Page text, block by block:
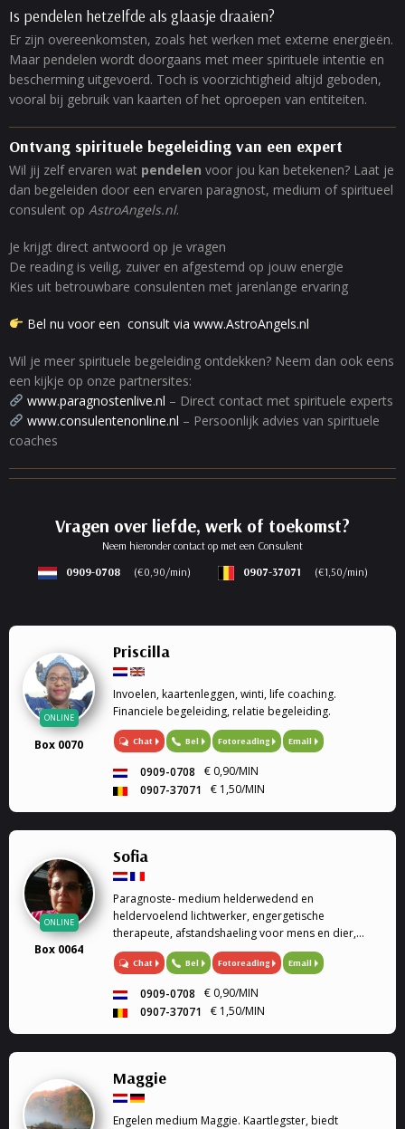
Is pendelen hetzelfde als glaasje draaien?
Er zijn overeenkomsten, zoals het werken met externe energieën.
Maar pendelen wordt doorgaans met meer spirituele intentie en
bescherming uitgevoerd. Toch is voorzichtigheid altijd geboden,
vooral bij gebruik van kaarten of het oproepen van entiteiten.
Ontvang spirituele begeleiding van een expert
Wil jij zelf ervaren wat pendelen voor jou kan betekenen? Laat je
dan begeleiden door een ervaren paragnost, medium of spiritueel
consulent op AstroAngels.nl.
Je krijgt direct antwoord op je vragen
De reading is veilig, zuiver en afgestemd op jouw energie
Kies uit betrouwbare consulenten met jarenlange ervaring
Bel nu voor een consult via www.AstroAngels.nl
Wil je meer spirituele begeleiding ontdekken? Neem dan ook eens
een kijkje op onze partnersites:
www.paragnostenlive.nl – Direct contact met spirituele experts
www.consulentenonline.nl – Persoonlijk advies van spirituele
coaches
Vragen over liefde, werk of toekomst?
Neem hieronder contact op met een Consulent
0909-0708
(€0,90/min) 0907-37071 (€1,50/min)
ONLINE
Box 0070
Priscilla
Invoelen, kaartenleggen, winti, life coaching.
Financiele begeleiding, relatie begeleiding.
Chat Bel Fotoreading Email
0909-0708
€ 0,90/MIN
0907-37071
€ 1,50/MIN
ONLINE
Box 0064
Sofia
Paragnoste- medium helderwedend en
heldervoelend lichtwerker, engergetische
therapeute, afstandshaeling voor mens en dier,
rouwverwerking, Ik ben een geboren lichtwerker,
heldervoelend en helderwedend, voel in op de
medium, energetische therapeute, reconnective
healing, afstandshealing voor mens en dier, bij elk
gesprek krijg je een healing door de trillingen van
mijn stem. Rouwverwerking, geen enkele vraag is me
vreemd. Ik werk met gidsen en de engelentherapie.
Ik kan ook de engelenkaarten voor je leggen. Liefs
Sofia
Chat Bel Fotoreading Email
0909-0708
€ 0,90/MIN
0907-37071
€ 1,50/MIN
Maggie
Engelen medium Maggie. Kaartlegster, biedt